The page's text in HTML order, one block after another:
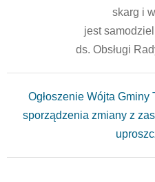
skarg i
jest
ds. Obsługi
Ogłoszenie Wójta
sporządzenia zmiany z